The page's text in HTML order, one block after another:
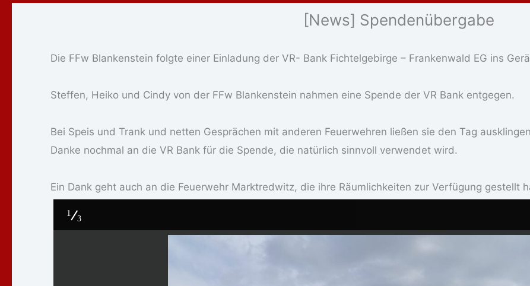
[News] Spendenübergabe
Die FFw Blankenstein folgte einer Einladung der VR- Bank Fichtelgebirge – Frankenwald EG ins
Steffen, Heiko und Cindy von der FFw Blankenstein nahmen eine Spende der VR Bank entgegen.
Bei Speis und Trank und netten Gesprächen mit anderen Feuerwehren ließen sie den Tag
Danke nochmal an die VR Bank für die Spende, die natürlich sinnvoll verwendet wird.
Ein Dank geht auch an die Feuerwehr Marktredwitz, die ihre Räumlichkeiten zur Verfügung gestellt
1
3